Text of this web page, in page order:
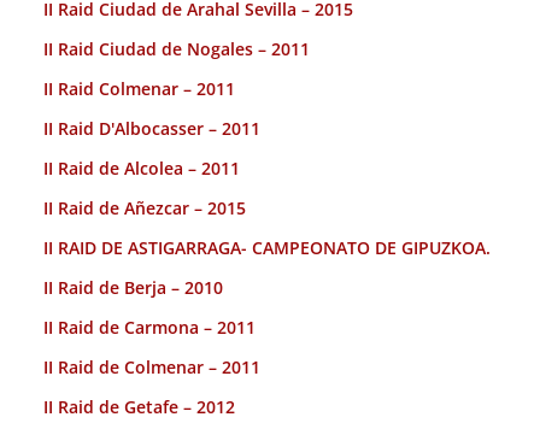
II Raid Ciudad de Arahal Sevilla – 2015
II Raid Ciudad de Nogales – 2011
II Raid Colmenar – 2011
II Raid D'Albocasser – 2011
II Raid de Alcolea – 2011
II Raid de Añezcar – 2015
II RAID DE ASTIGARRAGA- CAMPEONATO DE GIPUZKOA.
II Raid de Berja – 2010
II Raid de Carmona – 2011
II Raid de Colmenar – 2011
II Raid de Getafe – 2012